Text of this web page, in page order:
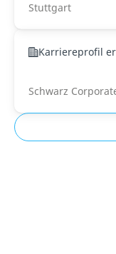
Stuttgart
Karriereprofil
Schwarz